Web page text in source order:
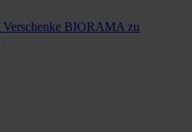
Verschenke BIORAMA zu